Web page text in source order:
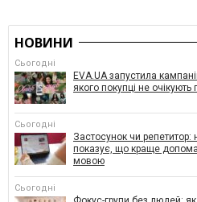
НОВИНИ
Сьогодні
EVA.UA запустила
якого покупці не
Сьогодні
Застосунок чи
показує, що краще
мовою
Сьогодні